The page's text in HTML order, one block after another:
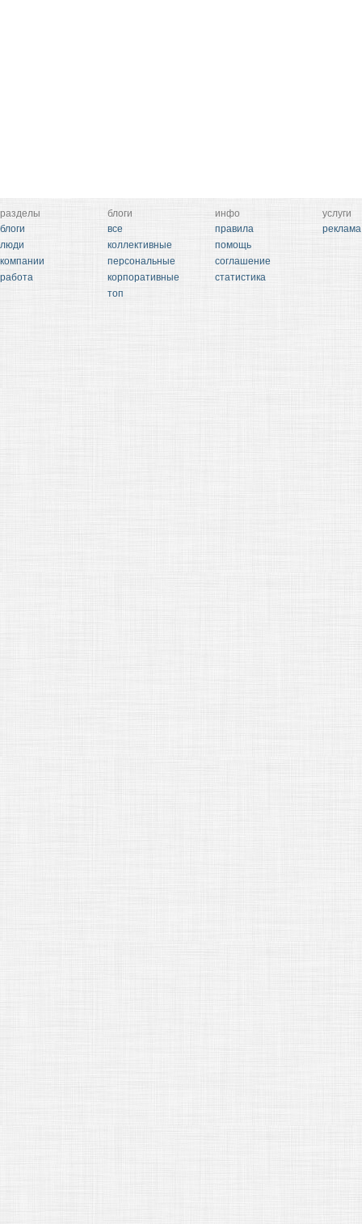
разделы
блоги
люди
компании
работа
блоги
все
коллективные
персональные
корпоративные
топ
инфо
правила
помощь
соглашение
статистика
услуги
реклама